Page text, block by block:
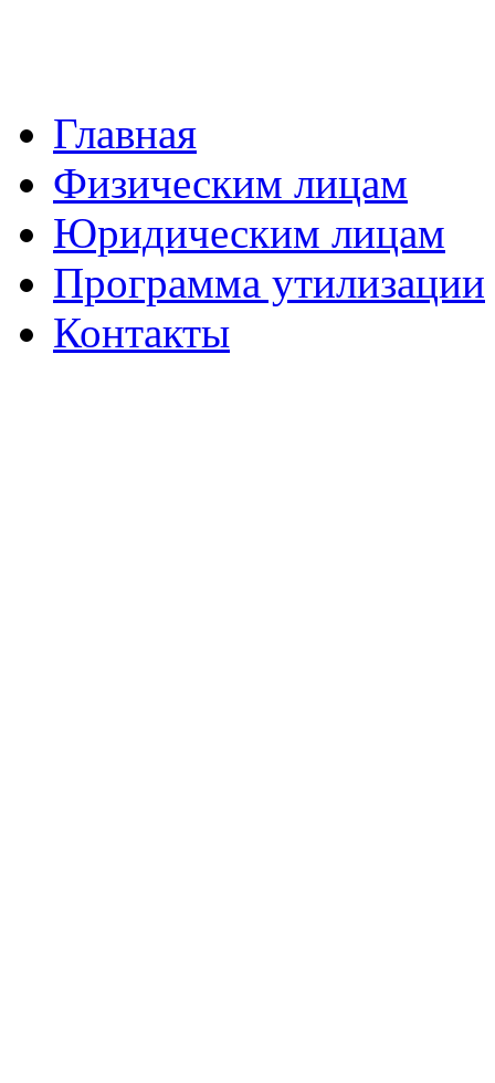
Главная
Физическим лицам
Юридическим лицам
Программа утилизации
Контакты